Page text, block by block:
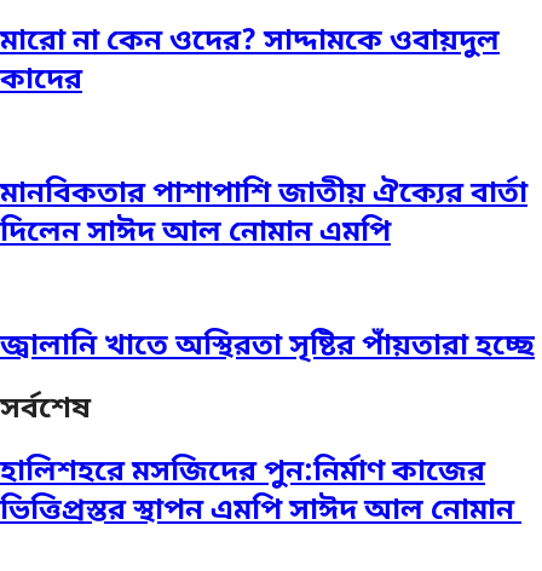
মারো না কেন ওদের? সাদ্দামকে ওবায়দুল
কাদের
মানবিকতার পাশাপাশি জাতীয় ঐক্যের বার্তা
দিলেন সাঈদ আল নোমান এমপি
জ্বালানি খাতে অস্থিরতা সৃষ্টির পাঁয়তারা হচ্ছে
সর্বশেষ
হালিশহরে মসজিদের পুন:নির্মাণ কাজের
ভিত্তিপ্রস্তর স্থাপন এমপি সাঈদ আল নোমান ‎